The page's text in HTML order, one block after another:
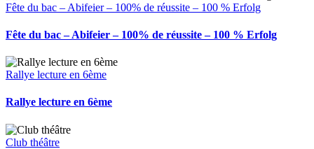
Fête du bac – Abifeier – 100% de réussite – 100 % Erfolg
Fête du bac – Abifeier – 100% de réussite – 100 % Erfolg
Rallye lecture en 6ème
Rallye lecture en 6ème
Club théâtre